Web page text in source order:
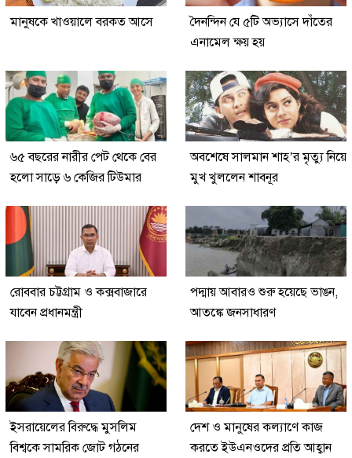
মানুষকে খাওয়ালে বরকত আসে
দৈনন্দিন যে ৫টি অভ্যাসে দাঁতের
এনামেল ক্ষয় হয়
৬৫ বছরের নারীর পেট থেকে বের
হলো সাড়ে ৬ কেজির টিউমার
অবশেষে সালমান শাহ’র মৃত্যু নিয়ে
মুখ খুললেন শাবনূর
রোববার চট্টগ্রাম ও কক্সবাজারে
যাবেন প্রধানমন্ত্রী
পদ্মায় আবারও শুরু হয়েছে ভাঙন,
আতঙ্কে জনসাধারণ
ইসরায়েলের বিরুদ্ধে মুসলিম
বিশ্বকে সামরিক জোট গঠনের
দেশ ও মানুষের কল্যাণে কাজ
করতে ইউএনওদের প্রতি আহ্বান